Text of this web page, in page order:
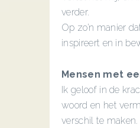
verder.
Op zo’n manier
inspireert en in
Mensen met
Ik geloof in de
woord en het
verschil te maken.